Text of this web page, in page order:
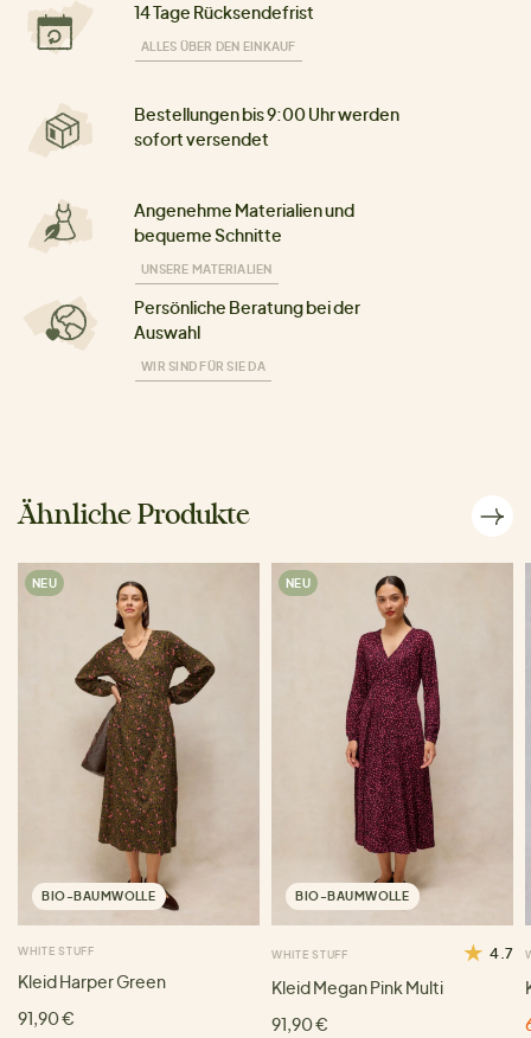
14 Tage Rücksendefrist
ALLES ÜBER DEN EINKAUF
Bestellungen bis 9:00 Uhr werden
sofort versendet
Angenehme Materialien und
bequeme Schnitte
UNSERE MATERIALIEN
Persönliche Beratung bei der
Auswahl
WIR SIND FÜR SIE DA
Ähnliche Produkte
NEU
BIO-BAUMWOLLE
WHITE STUFF
Kleid Harper Green
91,90 €
NEU
BIO-BAUMWOLLE
WHITE STUFF 4.7
Kleid Megan Pink Multi
91,90 €